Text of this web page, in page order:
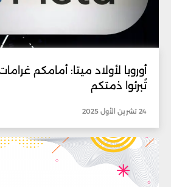
أوروبا لأولاد ميتا: أمامكم
تُبرئوا ذمتكم
24 تشرين الأول 2025